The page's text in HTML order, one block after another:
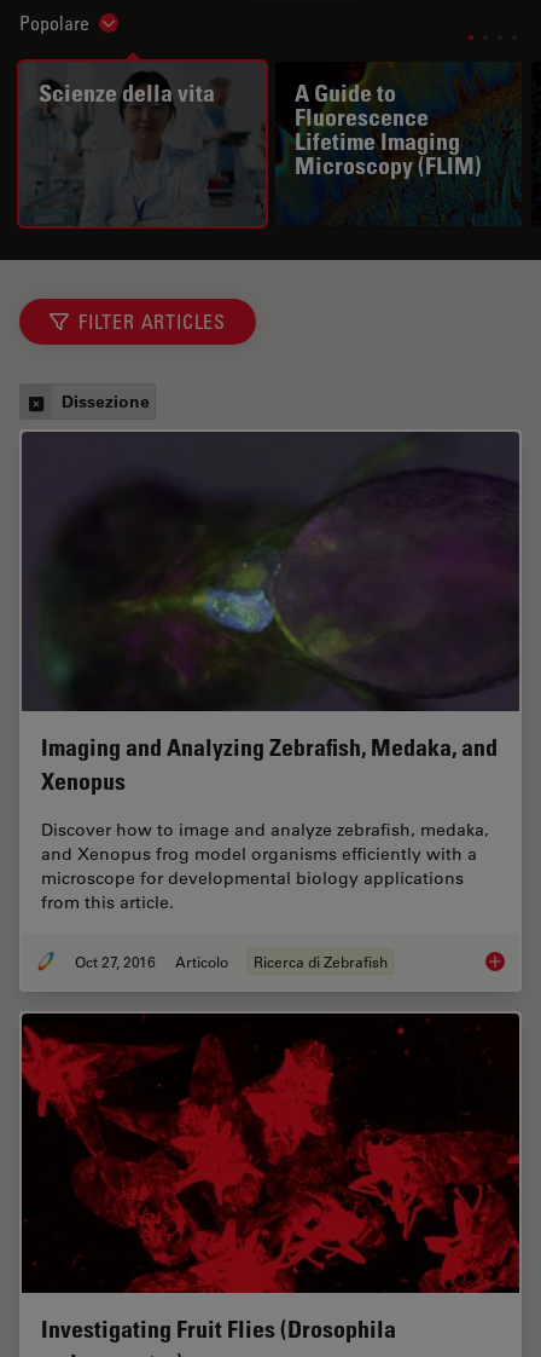
Popolare Show subnavigation
Scienze della vita
A Guide to
Fluorescence
Lifetime Imaging
Microscopy (FLIM)
FILTER ARTICLES
Dissezione
Imaging and Analyzing Zebrafish, Medaka, and
Xenopus
Discover how to image and analyze zebrafish, medaka,
and Xenopus frog model organisms efficiently with a
microscope for developmental biology applications
from this article.
Oct 27, 2016 Articolo Ricerca di Zebrafish
Investigating Fruit Flies (Drosophila